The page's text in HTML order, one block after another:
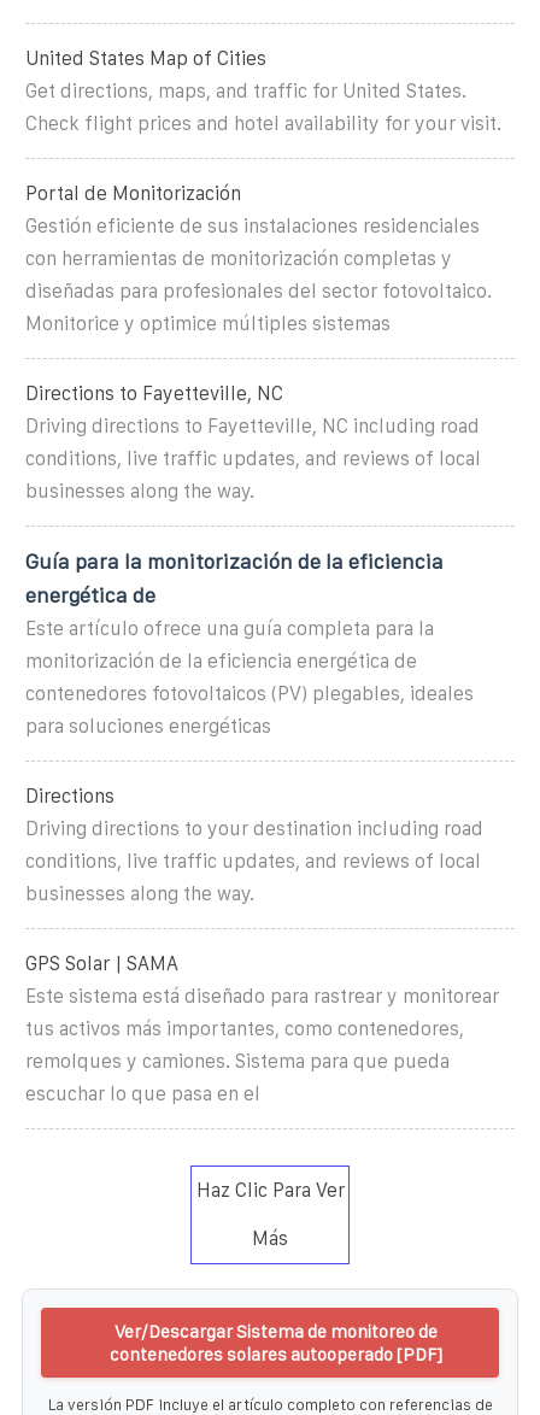
United States Map of Cities
Get directions, maps, and traffic for United States.
Check flight prices and hotel availability for your visit.
Portal de Monitorización
Gestión eficiente de sus instalaciones residenciales
con herramientas de monitorización completas y
diseñadas para profesionales del sector fotovoltaico.
Monitorice y optimice múltiples sistemas
Directions to Fayetteville, NC
Driving directions to Fayetteville, NC including road
conditions, live traffic updates, and reviews of local
businesses along the way.
Guía para la monitorización de la eficiencia
energética de
Este artículo ofrece una guía completa para la
monitorización de la eficiencia energética de
contenedores fotovoltaicos (PV) plegables, ideales
para soluciones energéticas
Directions
Driving directions to your destination including road
conditions, live traffic updates, and reviews of local
businesses along the way.
GPS Solar | SAMA
Este sistema está diseñado para rastrear y monitorear
tus activos más importantes, como contenedores,
remolques y camiones. Sistema para que pueda
escuchar lo que pasa en el
Haz Clic Para Ver
Más
Ver/Descargar Sistema de monitoreo de
contenedores solares autooperado [PDF]
La versión PDF incluye el artículo completo con referencias de